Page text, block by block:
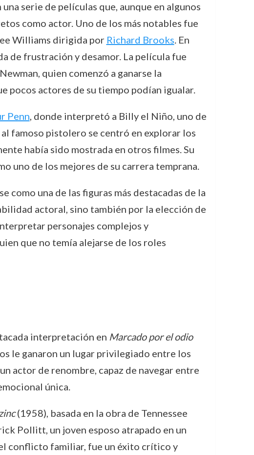
serie de películas que, aunque en algunos
como actor. Uno de los más notables fue
Williams dirigida por Richard Brooks. En
de frustración y desamor. La película fue
quien comenzó a ganarse la
pocos actores de su tiempo podían igualar.
Penn, donde interpretó a Billy el Niño, uno de
famoso pistolero se centró en explorar los
había sido mostrada en otros filmes. Su
uno de los mejores de su carrera temprana.
como una de las figuras más destacadas de la
actoral, sino también por la elección de
personajes complejos y
que no temía alejarse de los roles
interpretación en Marcado por el odio
le ganaron un lugar privilegiado entre los
actor de renombre, capaz de navegar entre
única.
(1958), basada en la obra de Tennessee
Pollitt, un joven esposo atrapado en un
conflicto familiar, fue un éxito crítico y